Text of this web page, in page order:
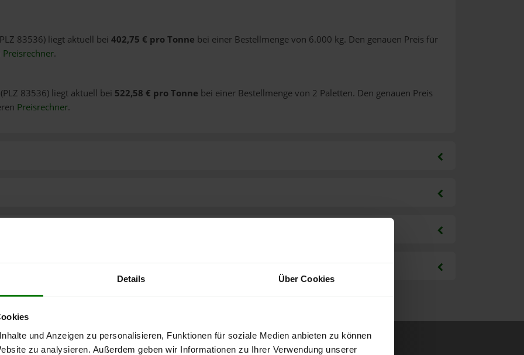
Details Über Cookies
und Anzeigen zu personalisieren, Funktionen für soziale Medien anbieten zu können
zu analysieren. Außerdem geben wir Informationen zu Ihrer Verwendung unserer
83536) liegt aktuell bei 402,75 € pro Tonne bei einer Bestellmenge von 6.000 kg. Den genauen Preis für
Preisrechner.
83536) liegt aktuell bei 522,58 € pro Tonne bei einer Bestellmenge von 2 Paletten. Den genauen Preis
Preisrechner.